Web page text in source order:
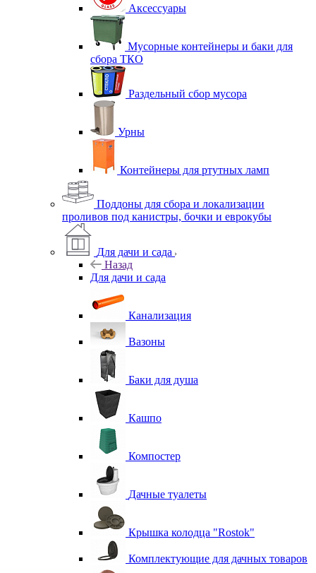
Аксессуары
Мусорные контейнеры и баки для
сбора ТКО
Раздельный сбор мусора
Урны
Контейнеры для ртутных ламп
Поддоны для сбора и локализации
проливов под канистры, бочки и еврокубы
Для дачи и сада
Назад
Для дачи и сада
Канализация
Вазоны
Баки для душа
Кашпо
Компостер
Дачные туалеты
Крышка колодца "Rostok"
Комплектующие для дачных товаров